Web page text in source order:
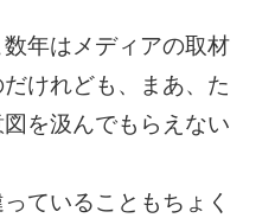
年はメディアの取材
けれども、まあ、た
を汲んでもらえない
ていることもちょく